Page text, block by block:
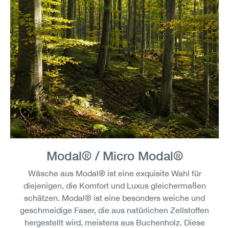
Modal® / Micro Modal®
Wäsche aus Modal® ist eine exquisite Wahl für
diejenigen, die Komfort und Luxus gleichermaßen
schätzen. Modal® ist eine besonders weiche und
geschmeidige Faser, die aus natürlichen Zellstoffen
hergestellt wird, meistens aus Buchenholz. Diese